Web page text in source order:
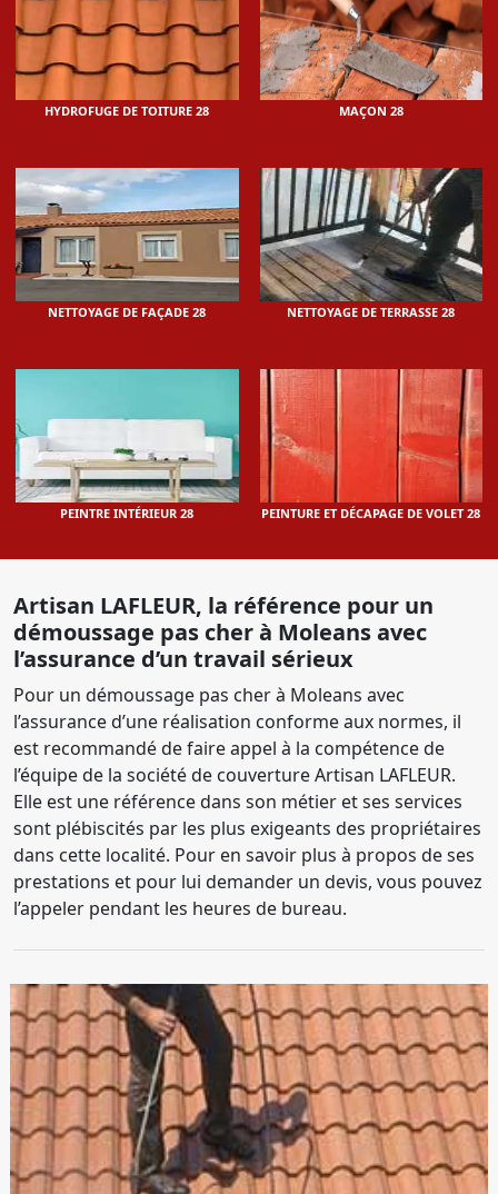
HYDROFUGE DE TOITURE 28 MAÇON 28
NETTOYAGE DE FAÇADE 28 NETTOYAGE DE TERRASSE 28
PEINTRE INTÉRIEUR 28 PEINTURE ET DÉCAPAGE DE VOLET 28
Artisan LAFLEUR, la référence pour un
démoussage pas cher à Moleans avec
l’assurance d’un travail sérieux
Pour un démoussage pas cher à Moleans avec
l’assurance d’une réalisation conforme aux normes, il
est recommandé de faire appel à la compétence de
l’équipe de la société de couverture Artisan LAFLEUR.
Elle est une référence dans son métier et ses services
sont plébiscités par les plus exigeants des propriétaires
dans cette localité. Pour en savoir plus à propos de ses
prestations et pour lui demander un devis, vous pouvez
l’appeler pendant les heures de bureau.